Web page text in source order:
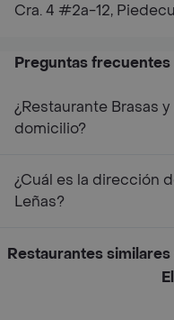
Cra. 4 #2a-12,
Preguntas frecuentes
¿Restaurante Brasas
domicilio?
¿Cuál es la dirección
Leñas?
Restaurantes